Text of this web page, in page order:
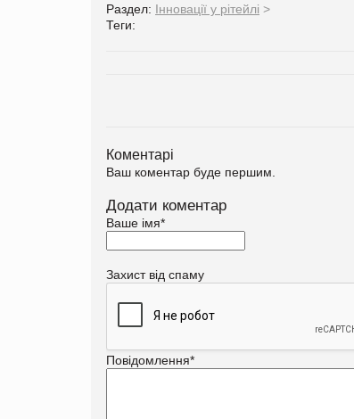
Раздел: Інновації у рітейлі >
Теги:
Коментарі
Ваш коментар буде першим.
Додати коментар
Ваше імя*
Захист від спаму
Повідомлення*